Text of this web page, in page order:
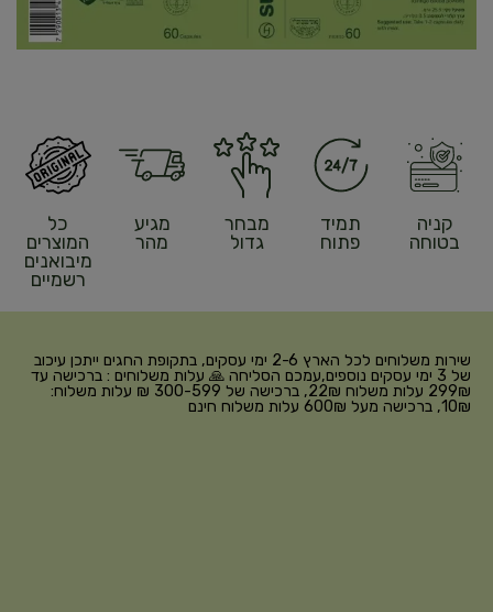
קניה
בטוחה
תמיד
פתוח
מבחר
גדול
מגיע
מהר
כל
המוצרים
מיבואנים
רשמיים
שירות משלוחים לכל הארץ 2-6 ימי עסקים, בתקופת החגים ייתכן עיכוב
של 3 ימי עסקים נוספים,עמכם הסליחה 🙏 עלות משלוחים : ברכישה עד
299₪ עלות משלוח 22₪, ברכישה של 300-599 ₪ עלות משלוח:
10₪, ברכישה מעל 600₪ עלות משלוח חינם